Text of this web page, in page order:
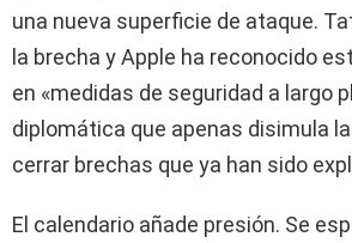
una nueva superficie de ataque.
la brecha y Apple ha reconocido
en «medidas de seguridad a largo
diplomática que apenas disimula
cerrar brechas que ya han sido
El calendario añade presión. Se